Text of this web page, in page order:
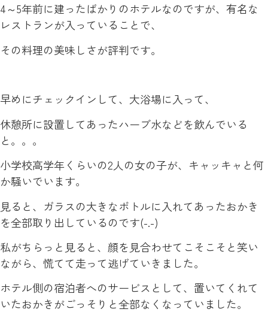
4～5年前に建ったばかりのホテルなのですが、有名な
レストランが入っていることで、
その料理の美味しさが評判です。
早めにチェックインして、大浴場に入って、
休憩所に設置してあったハーブ水などを飲んでいる
と。。。
小学校高学年くらいの2人の女の子が、キャッキャと何
か騒いでいます。
見ると、ガラスの大きなボトルに入れてあったおかき
を全部取り出しているのです(-.-)
私がちらっと見ると、顔を見合わせてこそこそと笑い
ながら、慌てて走って逃げていきました。
ホテル側の宿泊者へのサービスとして、置いてくれて
いたおかきがごっそりと全部なくなっていました。